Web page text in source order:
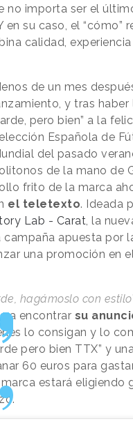
no importa ser el
su caso, el “cómo”
calidad,
de un mes
y tras
pero bien” a la
Española de
del pasado
de la mano de
frito de la marca
el teletexto. Ideada
Lab - Carat, la
campaña apuesta por
una promoción en
hagámoslo con estilo
a encontrar su
lo consigan y lo
pero bien TTX” y
60 euros para
estará eligiendo